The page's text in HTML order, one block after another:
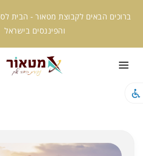
ברוכים הבאים לקבוצת מטאור - הבית
והפיננסים בישראל
קמפוס מטאור